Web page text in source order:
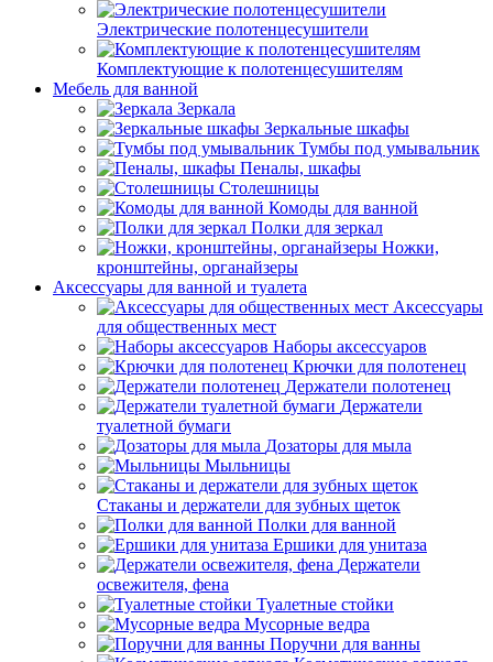
Электрические полотенцесушители
Комплектующие к полотенцесушителям
Мебель для ванной
Зеркала
Зеркальные шкафы
Тумбы под умывальник
Пеналы, шкафы
Столешницы
Комоды для ванной
Полки для зеркал
Ножки,
кронштейны, органайзеры
Аксессуары для ванной и туалета
Аксессуары
для общественных мест
Наборы аксессуаров
Крючки для полотенец
Держатели полотенец
Держатели
туалетной бумаги
Дозаторы для мыла
Мыльницы
Стаканы и держатели для зубных щеток
Полки для ванной
Ершики для унитаза
Держатели
освежителя, фена
Туалетные стойки
Мусорные ведра
Поручни для ванны